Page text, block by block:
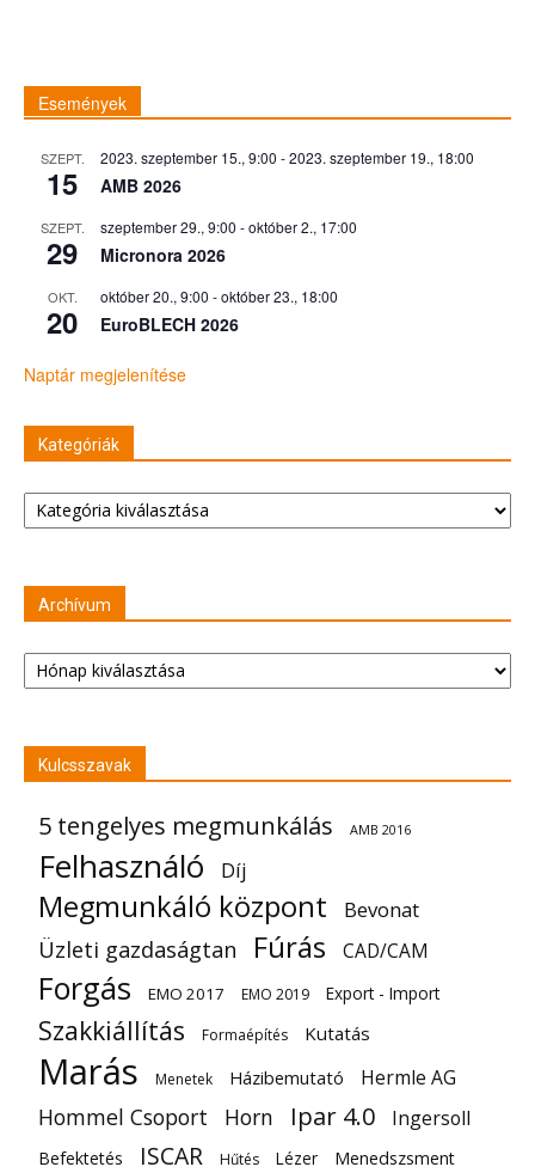
Események
SZEPT.
15
2023. szeptember 15., 9:00 -2023. szeptember 19., 18:00
AMB 2026
SZEPT.
29
szeptember 29., 9:00 -október 2., 17:00
Micronora 2026
OKT.
20
október 20., 9:00 -október 23., 18:00
EuroBLECH 2026
Naptár megjelenítése
Kategóriák
Kategóriák
Archívum
Archívum
Kulcsszavak
5 tengelyes megmunkálás AMB 2016
Felhasználó Díj
Megmunkáló központ Bevonat
Üzleti gazdaságtan Fúrás CAD/CAM
Forgás EMO 2017 EMO 2019 Export - Import
Szakkiállítás Formaépítés Kutatás
Marás Menetek Házibemutató Hermle AG
Hommel Csoport Horn Ipar 4.0 Ingersoll
Befektetés ISCAR Hűtés Lézer Menedszsment